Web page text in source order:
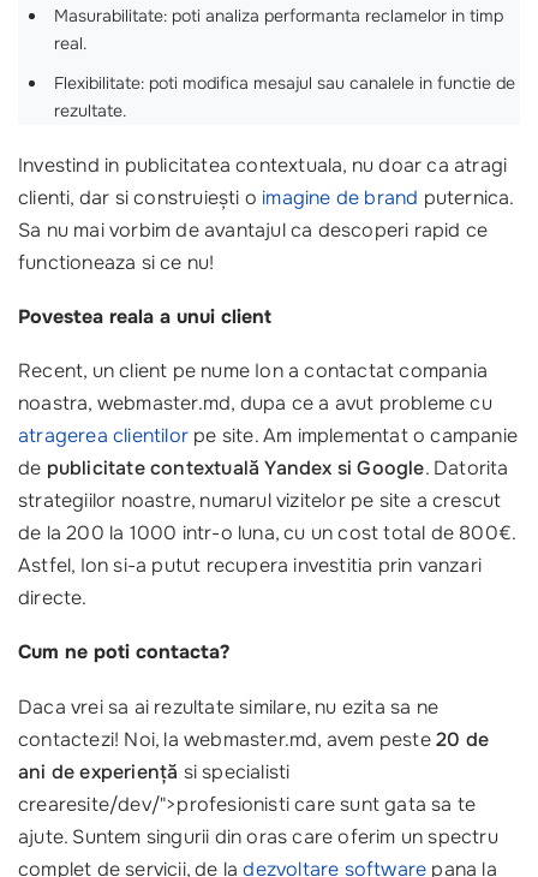
Masurabilitate: poti analiza performanta reclamelor in timp
real.
Flexibilitate: poti modifica mesajul sau canalele in functie de
rezultate.
Investind in publicitatea contextuala, nu doar ca atragi
clienti, dar si construiești o imagine de brand puternica.
Sa nu mai vorbim de avantajul ca descoperi rapid ce
functioneaza si ce nu!
Povestea reala a unui client
Recent, un client pe nume Ion a contactat compania
noastra, webmaster.md, dupa ce a avut probleme cu
atragerea clientilor pe site. Am implementat o campanie
de publicitate contextuală Yandex si Google. Datorita
strategiilor noastre, numarul vizitelor pe site a crescut
de la 200 la 1000 intr-o luna, cu un cost total de 800€.
Astfel, Ion si-a putut recupera investitia prin vanzari
directe.
Cum ne poti contacta?
Daca vrei sa ai rezultate similare, nu ezita sa ne
contactezi! Noi, la webmaster.md, avem peste20 de
ani de experiență si specialisti
crearesite/dev/">profesionisti care sunt gata sa te
ajute. Suntem singurii din oras care oferim un spectru
complet de servicii, de ladezvoltare software pana la